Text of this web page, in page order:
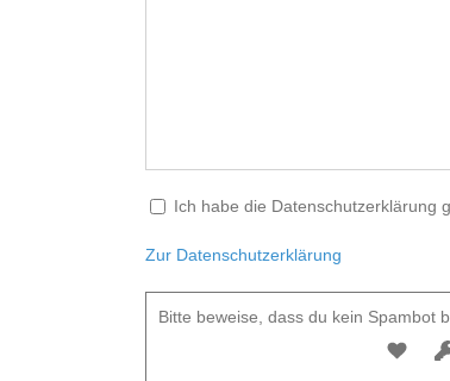
Ich habe die Datenschutzerklärung
Zur Datenschutzerklärung
Bitte beweise, dass du kein Spambot